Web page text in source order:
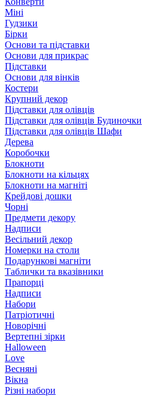
Міні
Гудзики
Бірки
Основи та підставки
Основи для прикрас
Підставки
Основи для вінків
Костери
Крупний декор
Підставки для олівців
Підставки для олівців Будиночки
Підставки для олівців Шафи
Дерева
Коробочки
Блокноти
Блокноти на кільцях
Блокноти на магніті
Крейдові дошки
Чорні
Предмети декору
Надписи
Весільний декор
Номерки на столи
Подарункові магніти
Таблички та вказівники
Прапорці
Надписи
Набори
Патріотичні
Новорічні
Вертепні зірки
Halloween
Love
Весняні
Вікна
Різні набори